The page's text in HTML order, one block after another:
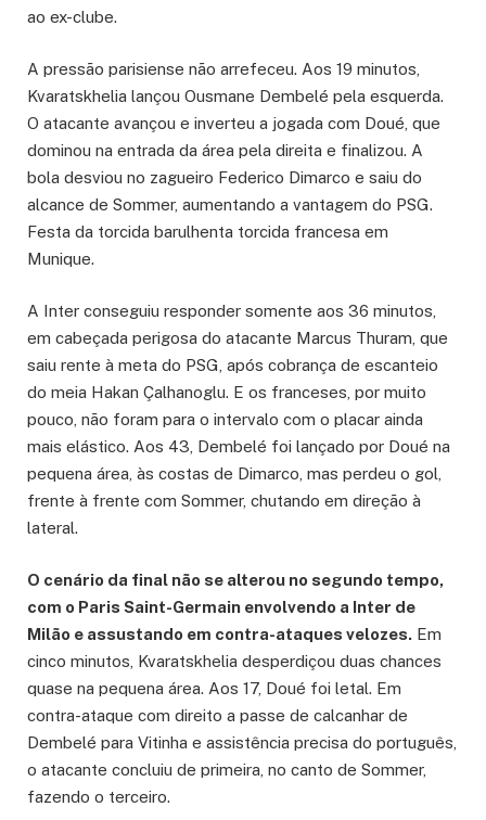
ao ex-clube.
A pressão parisiense não arrefeceu. Aos 19 minutos,
Kvaratskhelia lançou Ousmane Dembelé pela esquerda.
O atacante avançou e inverteu a jogada com Doué, que
dominou na entrada da área pela direita e finalizou. A
bola desviou no zagueiro Federico Dimarco e saiu do
alcance de Sommer, aumentando a vantagem do PSG.
Festa da torcida barulhenta torcida francesa em
Munique.
A Inter conseguiu responder somente aos 36 minutos,
em cabeçada perigosa do atacante Marcus Thuram, que
saiu rente à meta do PSG, após cobrança de escanteio
do meia Hakan Çalhanoglu. E os franceses, por muito
pouco, não foram para o intervalo com o placar ainda
mais elástico. Aos 43, Dembelé foi lançado por Doué na
pequena área, às costas de Dimarco, mas perdeu o gol,
frente à frente com Sommer, chutando em direção à
lateral.
O cenário da final não se alterou no segundo tempo,
com o Paris Saint-Germain envolvendo a Inter de
Milão e assustando em contra-ataques velozes. Em
cinco minutos, Kvaratskhelia desperdiçou duas chances
quase na pequena área. Aos 17, Doué foi letal. Em
contra-ataque com direito a passe de calcanhar de
Dembelé para Vitinha e assistência precisa do português,
o atacante concluiu de primeira, no canto de Sommer,
fazendo o terceiro.